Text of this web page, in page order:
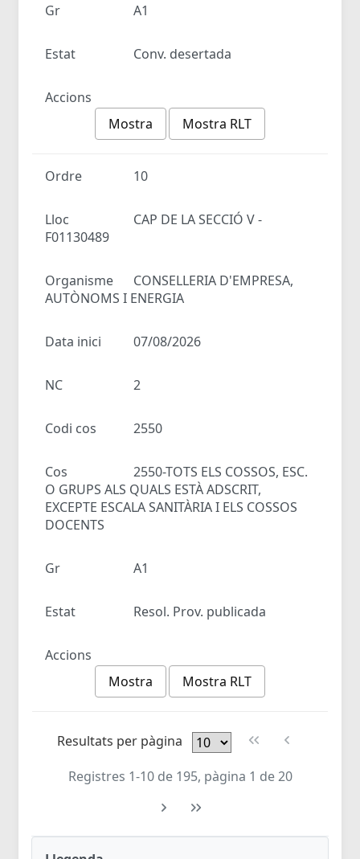
Gr A1
Estat Conv. desertada
Accions
Mostra
Mostra RLT
Ordre 10
Lloc
CAP DE LA SECCIÓ V -
F01130489
Organisme
CONSELLERIA D'EMPRESA,
AUTÒNOMS I ENERGIA
Data inici 07/08/2026
NC 2
Codi cos 2550
Cos
2550-TOTS ELS COSSOS, ESC.
O GRUPS ALS QUALS ESTÀ ADSCRIT,
EXCEPTE ESCALA SANITÀRIA I ELS COSSOS
DOCENTS
Gr A1
Estat Resol. Prov. publicada
Accions
Mostra
Mostra RLT
Resultats per pàgina
Registres 1-10 de 195, pàgina 1 de 20